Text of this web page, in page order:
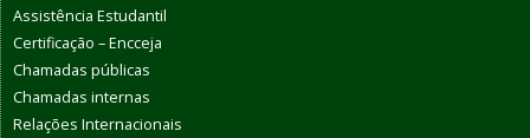
Assistência Estudantil
Certificação – Encceja
Chamadas públicas
Chamadas internas
Relações Internacionais